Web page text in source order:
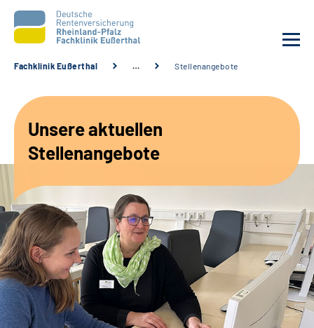
Unsere Angebote
Karriere
Beratungsstellen &
Zuweisende
Suche
Fachklinik Eußerthal … Stellenangebote
Unsere aktuellen
Stellenangebote